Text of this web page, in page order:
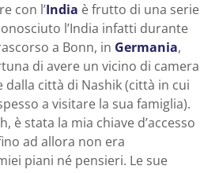
con l’India è frutto di una serie
l’India infatti durante
a Bonn, in Germania,
di avere un vicino di camera
città di Nashik (città in cui
a visitare la sua famiglia).
è stata la mia chiave d’accesso
ad allora non era
piani né pensieri. Le sue